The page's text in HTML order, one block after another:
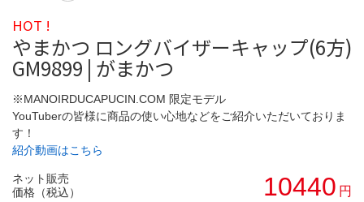
HOT !
やまかつ ロングバイザーキャップ(6方)
GM9899 | がまかつ
※MANOIRDUCAPUCIN.COM 限定モデル
YouTuberの皆様に商品の使い心地などをご紹介いただいておりま
す！
紹介動画はこちら
ネット販売
価格（税込）
10440 円